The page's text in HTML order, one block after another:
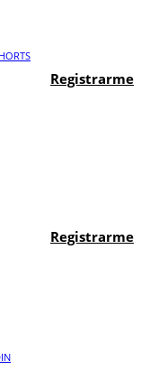
Registrarme
Registrarme